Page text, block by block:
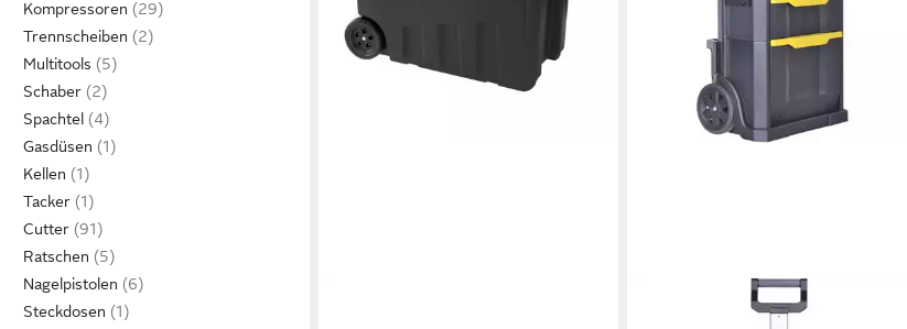
Kompressoren
Trennscheiben
Multitools
Schaber
Spachtel
Gasdüsen
Kellen
Tacker
Cutter
Ratschen
Nagelpistolen
Steckdosen